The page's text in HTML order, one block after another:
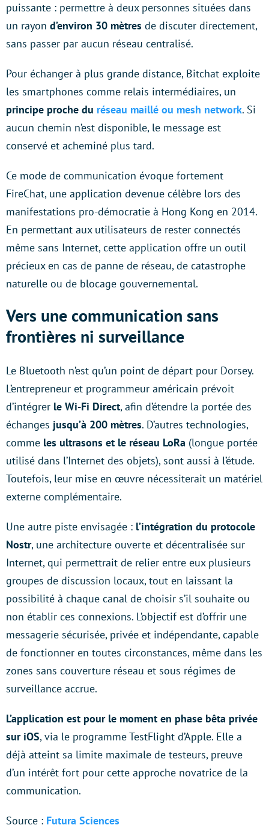
puissante : permettre à deux personnes situées dans
un rayon d’environ 30 mètres de discuter directement,
sans passer par aucun réseau centralisé.
Pour échanger à plus grande distance, Bitchat exploite
les smartphones comme relais intermédiaires, un
principe proche du réseau maillé ou mesh network. Si
aucun chemin n’est disponible, le message est
conservé et acheminé plus tard.
Ce mode de communication évoque fortement
FireChat, une application devenue célèbre lors des
manifestations pro-démocratie à Hong Kong en 2014.
En permettant aux utilisateurs de rester connectés
même sans Internet, cette application offre un outil
précieux en cas de panne de réseau, de catastrophe
naturelle ou de blocage gouvernemental.
Vers une communication sans
frontières ni surveillance
Le Bluetooth n’est qu’un point de départ pour Dorsey.
L’entrepreneur et programmeur américain prévoit
d’intégrer le Wi-Fi Direct, afin d’étendre la portée des
échanges jusqu’à 200 mètres. D’autres technologies,
comme les ultrasons et le réseau LoRa (longue portée
utilisé dans l’Internet des objets), sont aussi à l’étude.
Toutefois, leur mise en œuvre nécessiterait un matériel
externe complémentaire.
Une autre piste envisagée : l’intégration du protocole
Nostr, une architecture ouverte et décentralisée sur
Internet, qui permettrait de relier entre eux plusieurs
groupes de discussion locaux, tout en laissant la
possibilité à chaque canal de choisir s’il souhaite ou
non établir ces connexions. L’objectif est d’offrir une
messagerie sécurisée, privée et indépendante, capable
de fonctionner en toutes circonstances, même dans les
zones sans couverture réseau et sous régimes de
surveillance accrue.
L’application est pour le moment en phase bêta privée
sur iOS, via le programme TestFlight d’Apple. Elle a
déjà atteint sa limite maximale de testeurs, preuve
d’un intérêt fort pour cette approche novatrice de la
communication.
Source : Futura Sciences